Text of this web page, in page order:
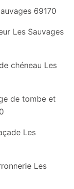
69170
Les Sauvages
chéneau Les
de tombe et
Les
Les